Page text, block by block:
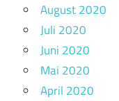
August 2020
Juli 2020
Juni 2020
Mai 2020
April 2020